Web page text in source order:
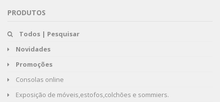
PRODUTOS
Todos | Pesquisar
Novidades
Promoções
Consolas online
Exposição de móveis,estofos,colchões e sommiers.